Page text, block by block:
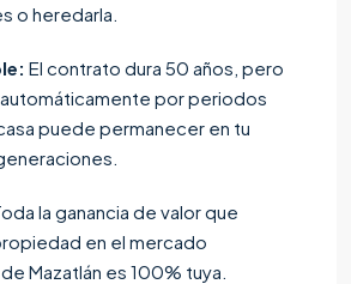
o heredarla.
El contrato dura 50 años, pero
por periodos
puede permanecer en tu
la ganancia de valor que
en el mercado
Mazatlán es 100% tuya.